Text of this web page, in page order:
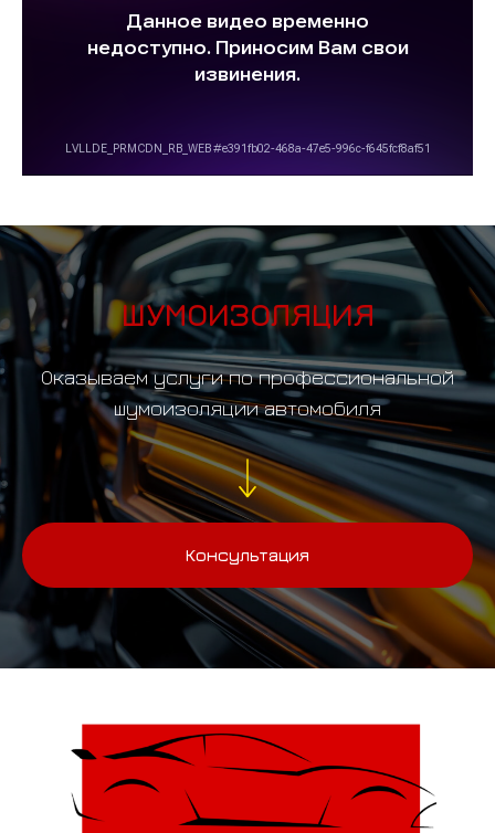
ШУМОИЗОЛЯЦИЯ
Оказываем услуги по профессиональной
шумоизоляции автомобиля
Консультация